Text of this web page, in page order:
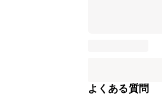
よくある質問